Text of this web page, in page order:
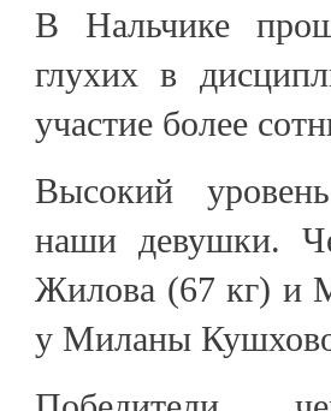
В Нальчике
глухих в
участие более
Высокий
наши девушки.
Жилова (67 кг) и
у Миланы